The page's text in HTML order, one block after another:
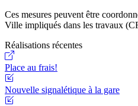
Ces mesures peuvent être
Ville impliqués dans les travaux
Réalisations récentes
Place au frais!
Nouvelle signalétique à la gare